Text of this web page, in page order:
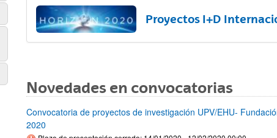
Proyectos I+D
Novedades en convocatorias
Convocatoria de proyectos de investigación UPV/EHU-
2020